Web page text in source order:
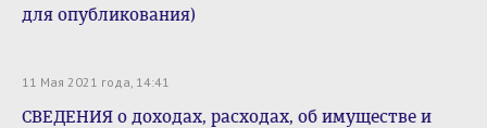
для опубликования)
11 Мая 2021 года, 14:41
СВЕДЕНИЯ о доходах, расходах, об имуществе и